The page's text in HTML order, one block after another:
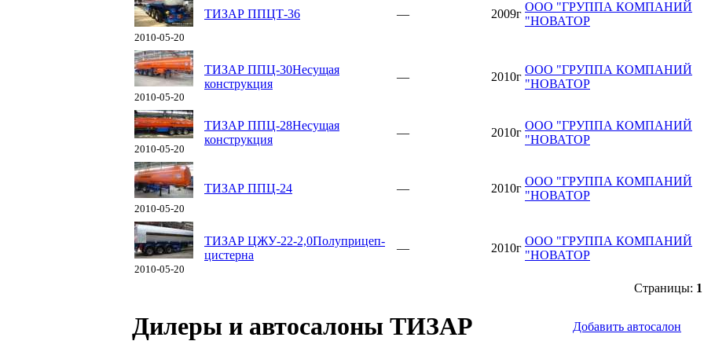
2010-05-20
ТИЗАР ППЦТ-36 — 2009г
ООО "ГРУППА КОМПАНИЙ
"НОВАТОР
2010-05-20
ТИЗАР ППЦ-30Несущая
конструкция
— 2010г
ООО "ГРУППА КОМПАНИЙ
"НОВАТОР
2010-05-20
ТИЗАР ППЦ-28Несущая
конструкция
— 2010г
ООО "ГРУППА КОМПАНИЙ
"НОВАТОР
2010-05-20
ТИЗАР ППЦ-24 — 2010г
ООО "ГРУППА КОМПАНИЙ
"НОВАТОР
2010-05-20
ТИЗАР ЦЖУ-22-2,0Полуприцеп-
цистерна
— 2010г
ООО "ГРУППА КОМПАНИЙ
"НОВАТОР
Страницы: 1
Дилеры и автосалоны ТИЗАР Добавить автосалон